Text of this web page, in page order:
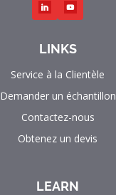
LINKS
Service à la Clientèle
Demander un échantillon
Contactez-nous
Obtenez un devis
LEARN